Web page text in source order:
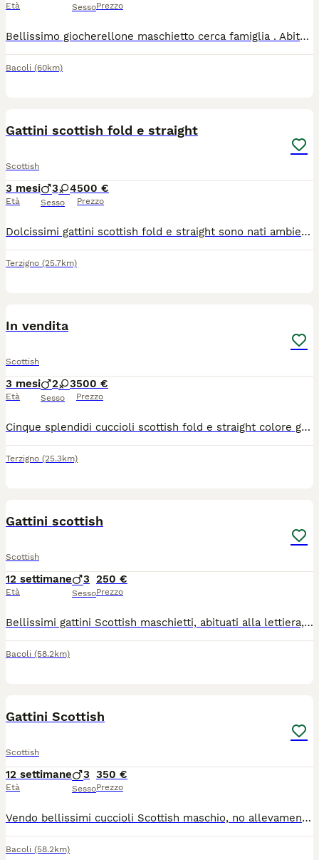
Età SessoPrezzo
Bellissimo giocherellone maschietto cerca famiglia . Abituato alla lettiera e alle crocchette, molto affettuoso
Bacoli (60km)
Gattini scottish fold e straight
Scottish
3 mesi
Età
3 4
Sesso
500 €
Prezzo
Dolcissimi gattini scottish fold e straight sono nati ambiente familiare Già pronti per andare a vostra famiglia
Terzigno (25.7km)
In vendita
Scottish
3 mesi
Età
2 3
Sesso
500 €
Prezzo
Cinque splendidi cuccioli scottish fold e straight colore grigio blu sono nati in ambiente familiare hanno libretto sanitario per contattare il numero 346 3255549
Terzigno (25.3km)
Gattini scottish
Scottish
12 settimane
Età
3
Sesso
250 €
Prezzo
Bellissimi gattini Scottish maschietti, abituati alla lettiera, mangiano autonomamente, dolcissimi giocherelloni e molto affettuosi , manto che sembra velluto ; no allevamento, in ottima salute , cercano famiglia che li ami follemente
Bacoli (58.2km)
Gattini Scottish
Scottish
12 settimane
Età
3
Sesso
350 €
Prezzo
Vendo bellissimi cuccioli Scottish maschio, no allevamento, genitori visibili , prezzo affare , super coccoloni
Bacoli (58.2km)